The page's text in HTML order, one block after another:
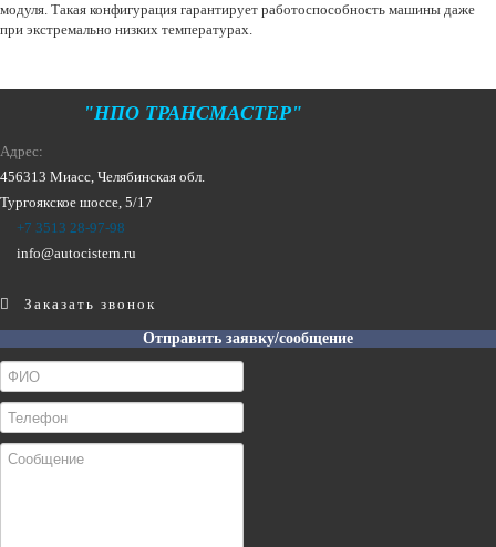
модуля. Такая конфигурация гарантирует работоспособность машины даже
при экстремально низких температурах.
"НПО ТРАНСМАСТЕР"
Адрес:
456313 Миасс, Челябинская обл.
Тургоякское шоссе, 5/17
+7 3513 28-97-98
info@autocistern.ru
Заказать звонок
Отправить заявку/сообщение